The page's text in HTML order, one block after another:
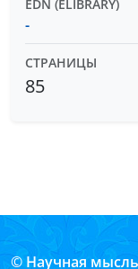
EDN (ELIBRARY)
-
СТРАНИЦЫ
85
© Научная мысль